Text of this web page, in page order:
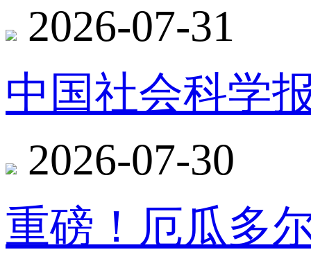
2026-07-31
中国社会科学
2026-07-30
重磅！厄瓜多